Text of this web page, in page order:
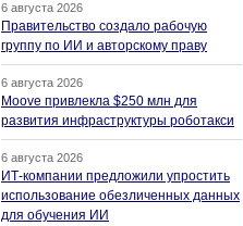
6 августа 2026
Правительство создало рабочую
группу по ИИ и авторскому праву
6 августа 2026
Moove привлекла $250 млн для
развития инфраструктуры роботакси
6 августа 2026
ИТ-компании предложили упростить
использование обезличенных данных
для обучения ИИ